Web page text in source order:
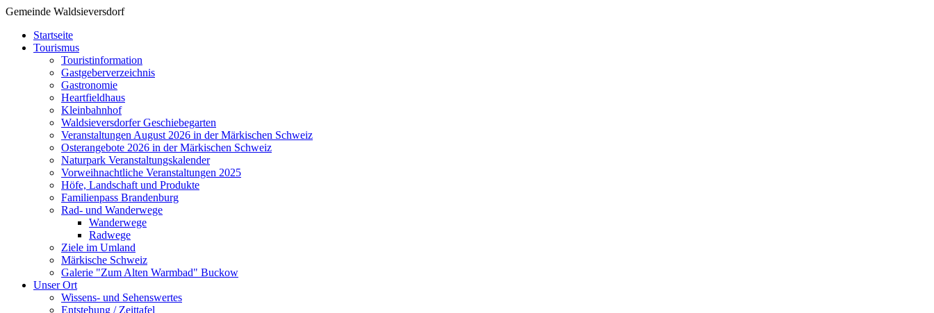
Gemeinde Waldsieversdorf
Startseite
Tourismus
Touristinformation
Gastgeberverzeichnis
Gastronomie
Heartfieldhaus
Kleinbahnhof
Waldsieversdorfer Geschiebegarten
Veranstaltungen August 2026 in der Märkischen Schweiz
Osterangebote 2026 in der Märkischen Schweiz
Naturpark Veranstaltungskalender
Vorweihnachtliche Veranstaltungen 2025
Höfe, Landschaft und Produkte
Familienpass Brandenburg
Rad- und Wanderwege
Wanderwege
Radwege
Ziele im Umland
Märkische Schweiz
Galerie "Zum Alten Warmbad" Buckow
Unser Ort
Wissens- und Sehenswertes
Entstehung / Zeittafel